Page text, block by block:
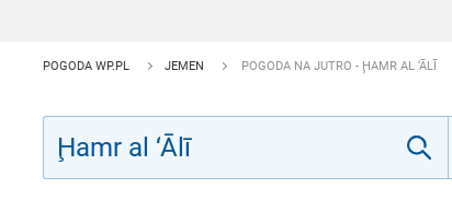
POGODA WP.PL JEMEN POGODA NA JUTRO - ḨAMR AL ‘ĀLĪ